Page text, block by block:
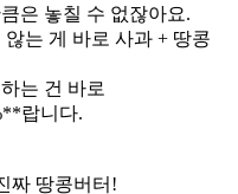
은 놓칠 수 없잖아요.
는 게 바로 사과 + 땅콩
는 건 바로
랍니다.
짜 땅콩버터!